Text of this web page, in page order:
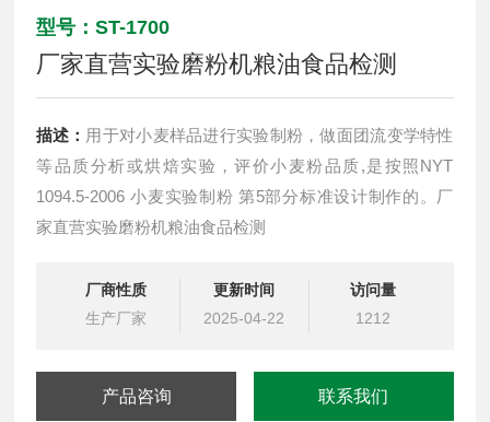
型号：ST-1700
厂家直营实验磨粉机粮油食品检测
描述： 用于对小麦样品进行实验制粉，做面团流变学特性
等品质分析或烘焙实验，评价小麦粉品质,是按照NYT
1094.5-2006 小麦实验制粉 第5部分标准设计制作的。厂
家直营实验磨粉机粮油食品检测
厂商性质
生产厂家
更新时间
2025-04-22
访问量
1212
产品咨询 联系我们